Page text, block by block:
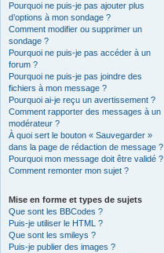
Pourquoi ne puis-je pas ajouter plus
d’options à mon sondage ?
Comment modifier ou supprimer un
sondage ?
Pourquoi ne puis-je pas accéder à un
forum ?
Pourquoi ne puis-je pas joindre des
fichiers à mon message ?
Pourquoi ai-je reçu un avertissement ?
Comment rapporter des messages à un
modérateur ?
À quoi sert le bouton « Sauvegarder »
dans la page de rédaction de message ?
Pourquoi mon message doit être validé ?
Comment remonter mon sujet ?
Mise en forme et types de sujets
Que sont les BBCodes ?
Puis-je utiliser le HTML ?
Que sont les smileys ?
Puis-je publier des images ?